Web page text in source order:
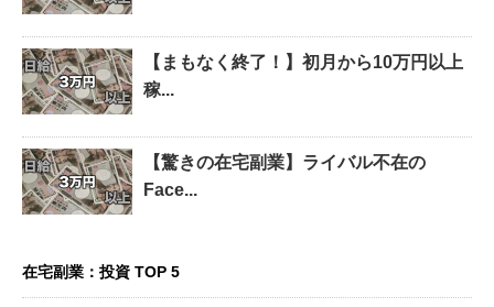
【まもなく終了！】初月から10万円以上
稼...
【驚きの在宅副業】ライバル不在の
Face...
在宅副業：投資 TOP 5